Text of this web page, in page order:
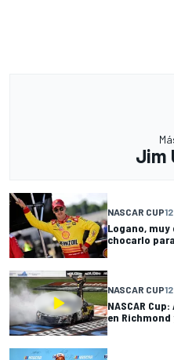
Jim
NASCAR CUP
Logano,
chocarlo
NASCAR CUP
NASCAR
en